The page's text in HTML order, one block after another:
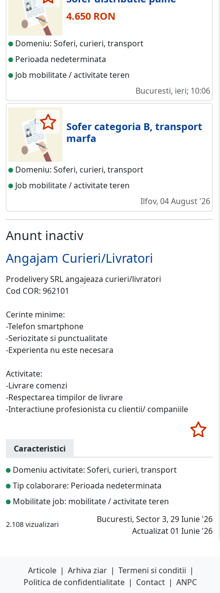
4.650 RON
Domeniu: Soferi, curieri, transport
Perioada nedeterminata
Job mobilitate / activitate teren
Bucuresti, ieri; 10:06
Sofer categoria B, transport
marfa
Domeniu: Soferi, curieri, transport
Job mobilitate / activitate teren
Ilfov, 04 August '26
Anunt inactiv
Angajam Curieri/Livratori
Prodelivery SRL angajeaza curieri/livratori
Cod COR: 962101
Cerinte minime:
-Telefon smartphone
-Seriozitate si punctualitate
-Experienta nu este necesara
Activitate:
-Livrare comenzi
-Respectarea timpilor de livrare
-Interactiune profesionista cu clientii/ companiile
Caracteristici
Domeniu activitate: Soferi, curieri, transport
Tip colaborare: Perioada nedeterminata
Mobilitate job: mobilitate / activitate teren
2.108 vizualizari
Bucuresti, Sector 3, 29 Iunie '26
Actualizat 01 Iunie '26
Articole | Arhiva ziar | Termeni si conditii |
Politica de confidentialitate | Contact | ANPC